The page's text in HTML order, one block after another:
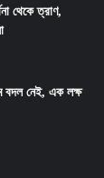
থেকে ত্রাণ,
বদল নেই, এক লক্ষ